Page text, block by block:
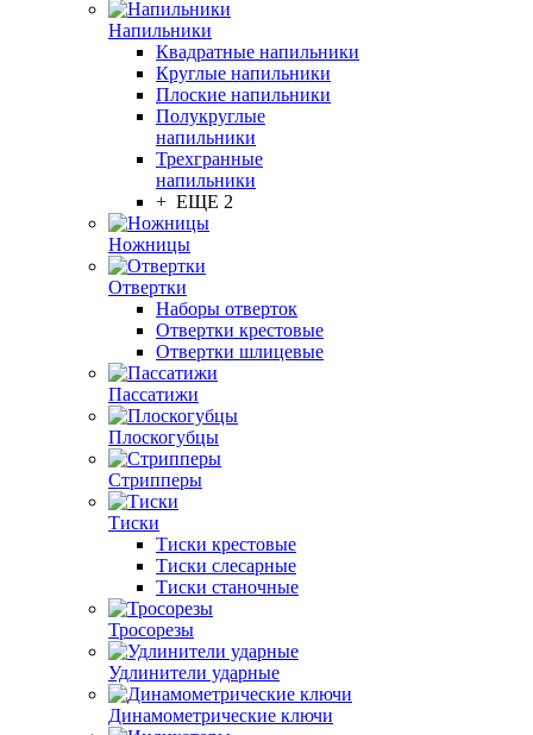
Напильники
Квадратные напильники
Круглые напильники
Плоские напильники
Полукруглые
напильники
Трехгранные
напильники
+ ЕЩЕ 2
Ножницы
Отвертки
Наборы отверток
Отвертки крестовые
Отвертки шлицевые
Пассатижи
Плоскогубцы
Стрипперы
Тиски
Тиски крестовые
Тиски слесарные
Тиски станочные
Тросорезы
Удлинители ударные
Динамометрические ключи